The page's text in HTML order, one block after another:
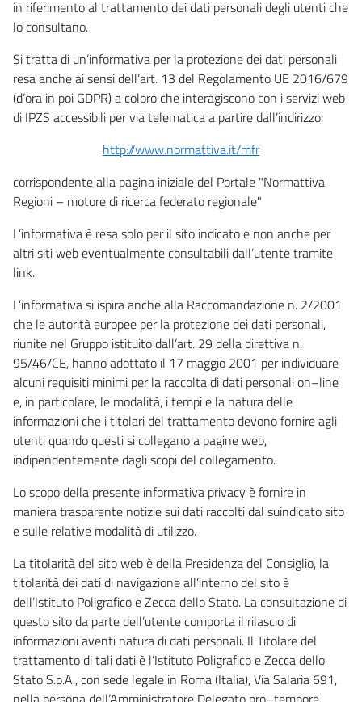
in riferimento al trattamento dei dati personali degli utenti che
lo consultano.
Si tratta di un’informativa per la protezione dei dati personali
resa anche ai sensi dell’art. 13 del Regolamento UE 2016/679
(d’ora in poi GDPR) a coloro che interagiscono con i servizi web
di IPZS accessibili per via telematica a partire dall’indirizzo:
http://www.normattiva.it/mfr
corrispondente alla pagina iniziale del Portale "Normattiva
Regioni – motore di ricerca federato regionale"
L’informativa è resa solo per il sito indicato e non anche per
altri siti web eventualmente consultabili dall’utente tramite
link.
L’informativa si ispira anche alla Raccomandazione n. 2/2001
che le autorità europee per la protezione dei dati personali,
riunite nel Gruppo istituito dall’art. 29 della direttiva n.
95/46/CE, hanno adottato il 17 maggio 2001 per individuare
alcuni requisiti minimi per la raccolta di dati personali on–line
e, in particolare, le modalità, i tempi e la natura delle
informazioni che i titolari del trattamento devono fornire agli
utenti quando questi si collegano a pagine web,
indipendentemente dagli scopi del collegamento.
Lo scopo della presente informativa privacy è fornire in
maniera trasparente notizie sui dati raccolti dal suindicato sito
e sulle relative modalità di utilizzo.
La titolarità del sito web è della Presidenza del Consiglio, la
titolarità dei dati di navigazione all’interno del sito è
dell’Istituto Poligrafico e Zecca dello Stato. La consultazione di
questo sito da parte dell’utente comporta il rilascio di
informazioni aventi natura di dati personali. Il Titolare del
trattamento di tali dati è l’Istituto Poligrafico e Zecca dello
Stato S.p.A., con sede legale in Roma (Italia), Via Salaria 691,